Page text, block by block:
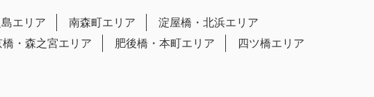
エリア 南森町エリア
淀屋橋・北浜エリア
・森之宮エリア 肥後橋・本町エリア 四ツ橋エリア